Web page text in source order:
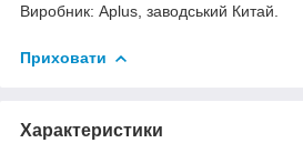
Виробник: Aplus, заводський Китай.
Приховати
Характеристики